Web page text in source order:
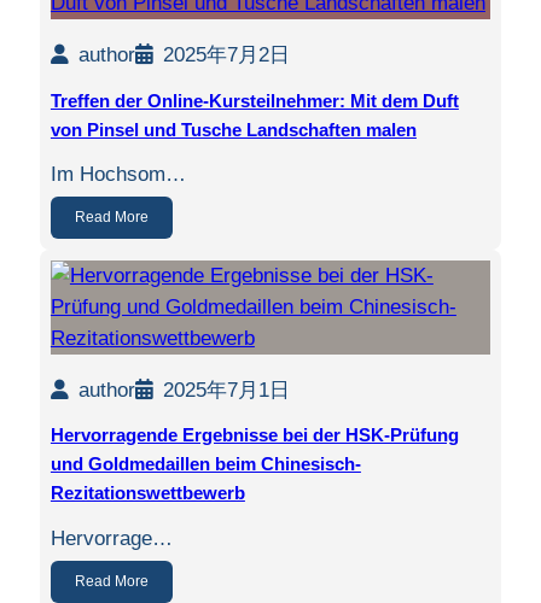
author 2025年7月2日
Treffen der Online-Kursteilnehmer: Mit dem Duft
von Pinsel und Tusche Landschaften malen
Im Hochsom…
Read More
author 2025年7月1日
Hervorragende Ergebnisse bei der HSK-Prüfung
und Goldmedaillen beim Chinesisch-
Rezitationswettbewerb
Hervorrage…
Read More